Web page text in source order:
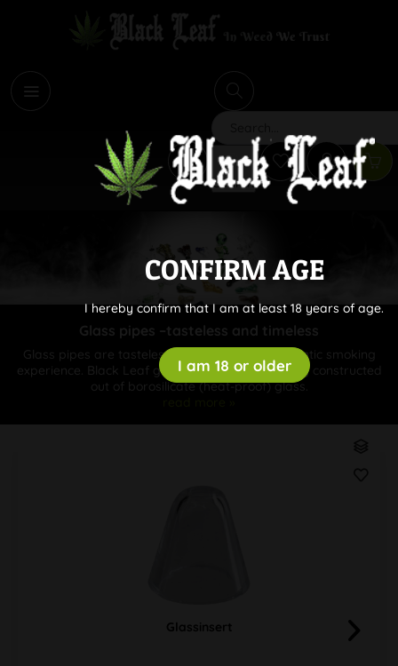
Search
Glass pipes –tasteless and timeless
Glass pipes are tasteless and provide an authentic smoking
experience. Black Leaf glass pipes are exclusively constructed
out of borosilicate (heat-proof) glass.
Glassinsert
CONFIRM AGE
I hereby confirm that I am at least 18 years of age.
I am 18 or older